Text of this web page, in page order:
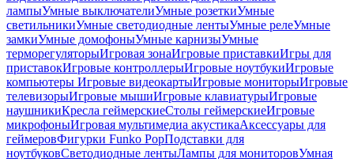
лампыУмные выключателиУмные розеткиУмные
светильникиУмные светодиодные лентыУмные релеУмные
замкиУмные домофоныУмные карнизыУмные
терморегуляторыИгровая зонаИгровые приставкиИгры для
приставокИгровые контроллерыИгровые ноутбукиИгровые
компьютеры Игровые видеокартыИгровые мониторыИгровые
телевизорыИгровые мышиИгровые клавиатурыИгровые
наушникиКресла геймерскиеСтолы геймерскиеИгровые
микрофоныИгровая мультимедиа акустикаАксессуары для
геймеровФигурки Funko PopПодставки для
ноутбуковСветодиодные лентыЛампы для мониторовУмная